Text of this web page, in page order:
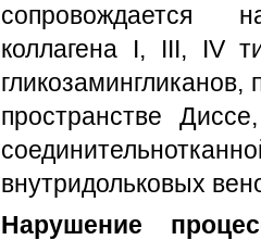
сопровождается
коллагена I, III, IV
гликозамингликанов,
пространстве
внутридольковых
Нарушение